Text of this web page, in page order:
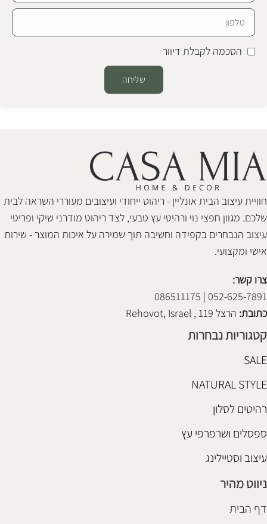
הסכמה לקבלת דיוור
שליחה
חוויית עיצוב הבית אונליין - ריהוט ייחודי ועיצובים מעוררי השראה לבית
שלכם. מגוון חפצי נוי ורהיטי עץ טבעי, לצד ריהוט מודרני שיקי ופריטי
עיצוב הנבחרים בקפידה וחשיבה תוך שמירה על איכות המוצר - שירות
אישי ומקצועי.
צרו קשר:
052-625-7891 | 086511175
כתובת: הרצל 119 , Rehovot, Israel
קטגוריות נבחרות
SALE
NATURAL STYLE
רהיטים לסלון
ספסלים ושרפרפי עץ
עיצוב וסטיילינג
ניווט מהיר
דף הבית